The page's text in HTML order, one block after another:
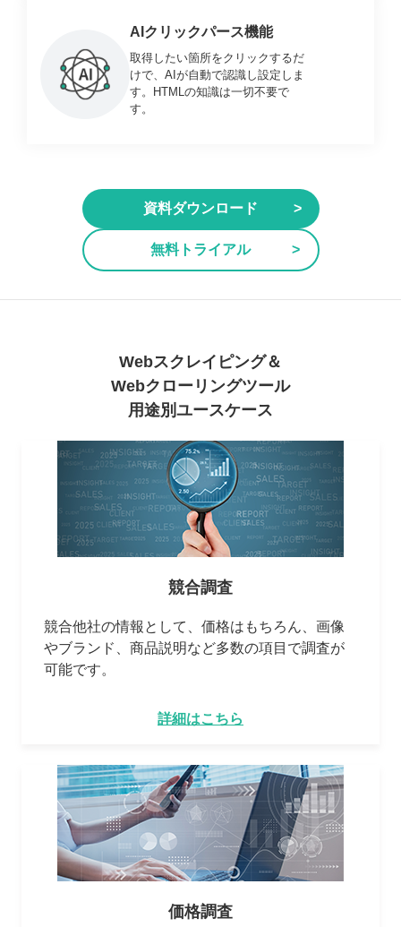
AIクリックパース機能
取得したい箇所をクリックするだ
けで、AIが自動で認識し設定しま
す。HTMLの知識は一切不要で
す。
資料ダウンロード
無料トライアル
Webスクレイピング＆
Webクローリングツール
用途別ユースケース
競合調査
競合他社の情報として、価格はもちろん、画像
やブランド、商品説明など多数の項目で調査が
可能です。
詳細はこちら
価格調査